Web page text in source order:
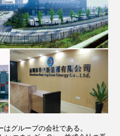
グループの会社である。